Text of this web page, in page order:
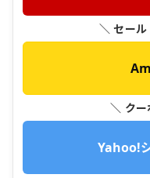
＼ セー
＼ ク
Yahoo!